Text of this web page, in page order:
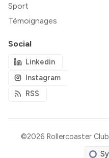
Sport
Témoignages
Social
Linkedin
Instagram
RSS
©2026 Rollercoaster Club